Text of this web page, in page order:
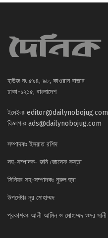
হাউজ নং ৫৯৪, ৯৮, কাওরান বাজার
ঢাকা-১২১৫, বাংলাদেশ
ইমেইলঃ editor@dailynobojug.com
বিজ্ঞাপনঃ ads@dailynobojug.com
সম্পাদকঃ ইসরাত রশিদ
সহ-সম্পাদক- জনি জোসেফ কস্তা
সিনিয়র সহ-সম্পাদকঃ নুরুল হুদা
উপদেষ্টাঃ নূর মোহাম্মদ
প্রকাশকঃ আলী আমিন ও মোহাম্মদ ওমর সানী